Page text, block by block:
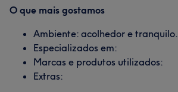
O que mais gostamos
Ambiente: acolhedor e tranquilo.
Especializados em:
Marcas e produtos utilizados:
Extras: